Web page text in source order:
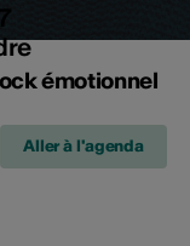
émotionnel
Aller à l'agenda